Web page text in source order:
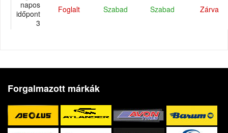
napos
időpont
3
Foglalt Szabad Szabad Zárva
Forgalmazott márkák